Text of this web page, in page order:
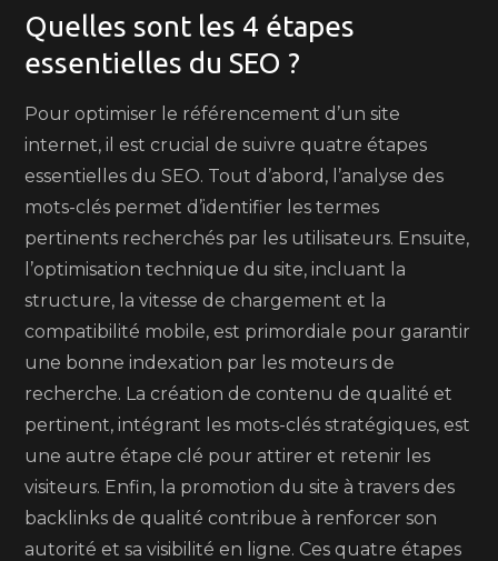
Quelles sont les 4 étapes
essentielles du SEO ?
Pour optimiser le référencement d’un site
internet, il est crucial de suivre quatre étapes
essentielles du SEO. Tout d’abord, l’analyse des
mots-clés permet d’identifier les termes
pertinents recherchés par les utilisateurs. Ensuite,
l’optimisation technique du site, incluant la
structure, la vitesse de chargement et la
compatibilité mobile, est primordiale pour garantir
une bonne indexation par les moteurs de
recherche. La création de contenu de qualité et
pertinent, intégrant les mots-clés stratégiques, est
une autre étape clé pour attirer et retenir les
visiteurs. Enfin, la promotion du site à travers des
backlinks de qualité contribue à renforcer son
autorité et sa visibilité en ligne. Ces quatre étapes